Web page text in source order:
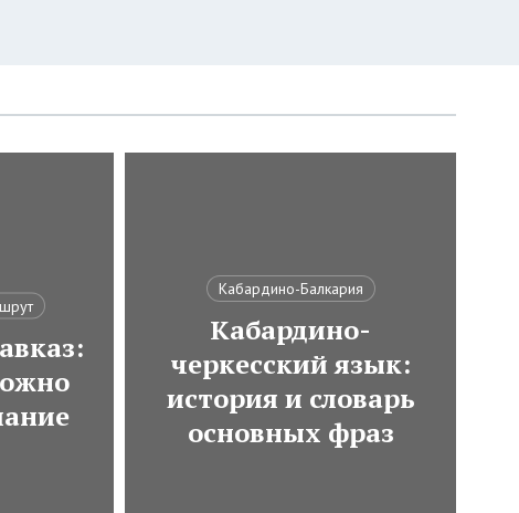
Кабардино-Балкария
Кабардино-
черкесский язык:
история и словарь
основных фраз